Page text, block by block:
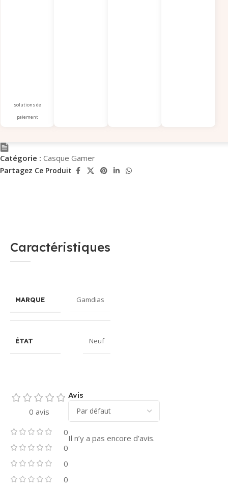
solutions de
paiement
Catégorie : Casque Gamer
Partagez Ce Produit
Caractéristiques
MARQUE Gamdias
ÉTAT Neuf
0 avis
0
0
0
0
Avis
Il n’y a pas encore d’avis.